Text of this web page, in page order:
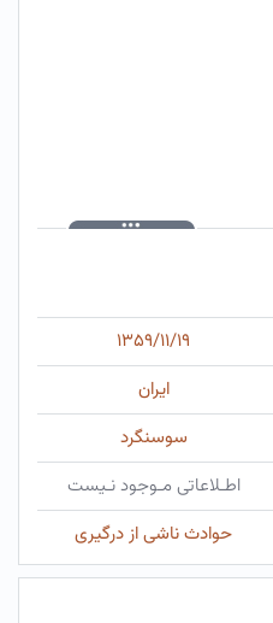
۱۳۵۹/۱۱/۱۹
ایران
سوسنگرد
اطـلاعاتی مـوجود نـیست
حوادث ناشی از درگیری